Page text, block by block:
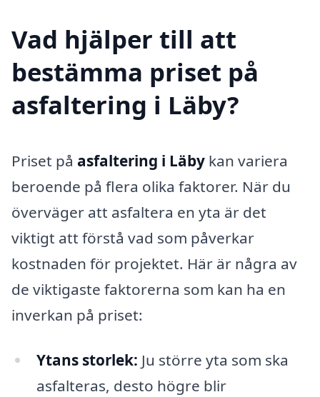
Vad hjälper till att
bestämma priset på
asfaltering i Läby?
Priset på asfaltering i Läby kan variera
beroende på flera olika faktorer. När du
överväger att asfaltera en yta är det
viktigt att förstå vad som påverkar
kostnaden för projektet. Här är några av
de viktigaste faktorerna som kan ha en
inverkan på priset:
Ytans storlek: Ju större yta som ska
asfalteras, desto högre blir